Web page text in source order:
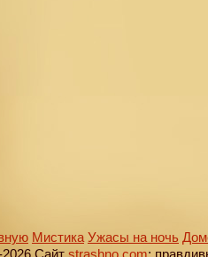
Мистика Ужасы на ночь